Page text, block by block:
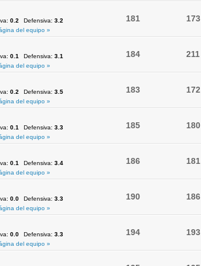
0.2 Defensiva: 3.2
del equipo »
181 173
0.1 Defensiva: 3.1
del equipo »
184 211
0.2 Defensiva: 3.5
del equipo »
183 172
0.1 Defensiva: 3.3
del equipo »
185 180
0.1 Defensiva: 3.4
del equipo »
186 181
0.0 Defensiva: 3.3
del equipo »
190 186
0.0 Defensiva: 3.3
del equipo »
194 193